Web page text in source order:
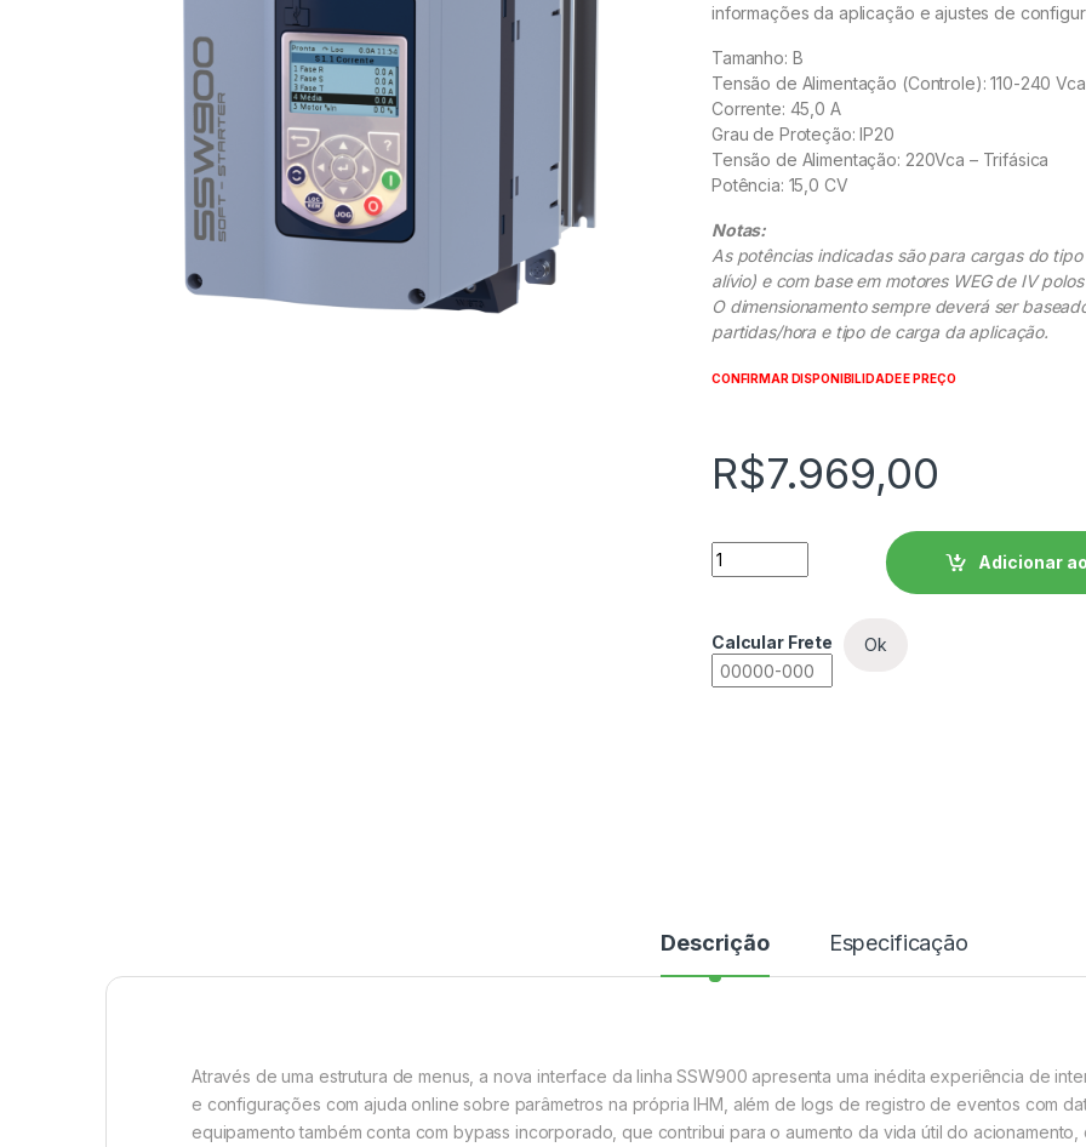
informações da aplicação e ajustes de
Tamanho: B
Tensão de Alimentação (Controle): 110-240 Vca
Corrente: 45,0 A
Grau de Proteção: IP20
Tensão de Alimentação: 220Vca – Trifásica
Potência: 15,0 CV
Notas:
As potências indicadas são para cargas do
alívio) e com base em motores WEG de IV
O dimensionamento sempre deverá ser
partidas/hora e tipo de carga da aplicação.
CONFIRMAR DISPONIBILIDADE E PREÇO
R$7.969,00
Soft Starter WEG SSW900 -
Adicionar
Calcular Frete Ok
Descrição Especificação
Através de uma estrutura de menus, a nova interface da linha SSW900 apresenta uma inédita experiência de
e configurações com ajuda online sobre parâmetros na própria IHM, além de logs de registro de eventos com
equipamento também conta com bypass incorporado, que contribui para o aumento da vida útil do